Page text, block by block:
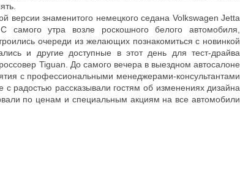
знаменитого немецкого седана Volkswagen Jetta
утра возле роскошного белого автомобиля,
очереди из желающих познакомиться с новинкой
и другие доступные в этот день для тест-драйва
Tiguan. До самого вечера в выездном автосалоне
с профессиональными менеджерами-консультантами
рассказывали гостям об изменениях дизайна
по ценам и специальным акциям на все автомобили